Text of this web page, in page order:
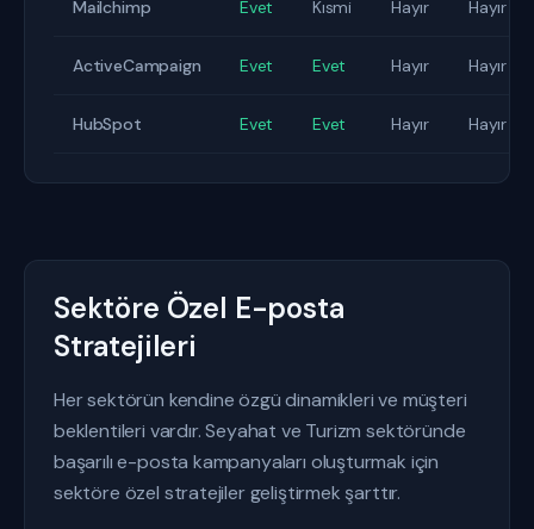
Mailchimp Evet Kısmi Hayır Hayır
ActiveCampaign Evet Evet Hayır Hayır
HubSpot Evet Evet Hayır Hayır
Sektöre Özel E-posta
Stratejileri
Her sektörün kendine özgü dinamikleri ve müşteri
beklentileri vardır. Seyahat ve Turizm sektöründe
başarılı e-posta kampanyaları oluşturmak için
sektöre özel stratejiler geliştirmek şarttır.